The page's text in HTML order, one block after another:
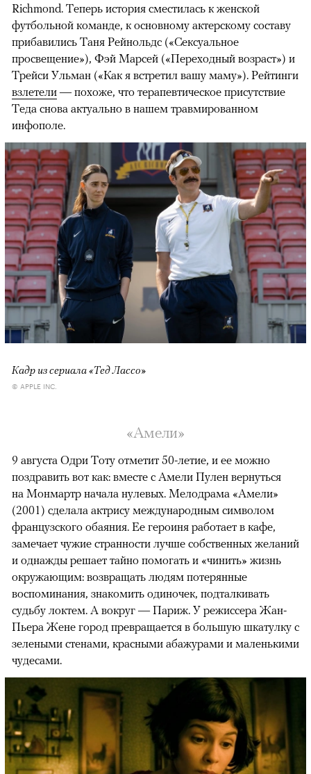
00:00 / 00:00
Richmond. Теперь история сместилась к женской
футбольной команде, к основному актерскому составу
прибавились Таня Рейнольдс («Сексуальное
просвещение»), Фэй Марсей («Переходный возраст») и
Трейси Ульман («Как я встретил вашу маму»). Рейтинги
взлетели — похоже, что терапевтическое присутствие
Теда снова актуально в нашем травмированном
инфополе.
Кадр из сериала «Тед Лассо»
© APPLE INC.
«Амели»
9 августа Одри Тоту отметит 50-летие, и ее можно
поздравить вот как: вместе с Амели Пулен вернуться
на Монмартр начала нулевых. Мелодрама «Амели»
(2001) сделала актрису международным символом
французского обаяния. Ее героиня работает в кафе,
замечает чужие странности лучше собственных желаний
и однажды решает тайно помогать и «чинить» жизнь
окружающим: возвращать людям потерянные
воспоминания, знакомить одиночек, подталкивать
судьбу локтем. А вокруг — Париж. У режиссера Жан-
Пьера Жене город превращается в большую шкатулку с
зелеными стенами, красными абажурами и маленькими
чудесами.